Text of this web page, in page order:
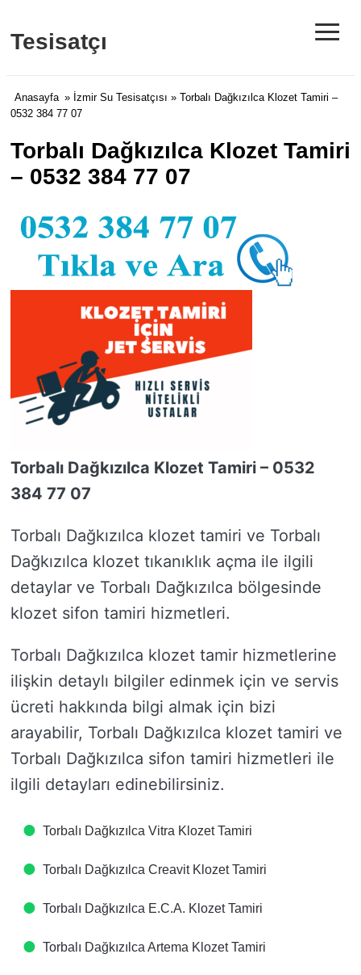
Tesisatçı ≡
Anasayfa » İzmir Su Tesisatçısı » Torbalı Dağkızılca Klozet Tamiri –
0532 384 77 07
Torbalı Dağkızılca Klozet Tamiri
– 0532 384 77 07
Torbalı Dağkızılca Klozet Tamiri – 0532
384 77 07
Torbalı Dağkızılca klozet tamiri ve Torbalı
Dağkızılca klozet tıkanıklık açma ile ilgili
detaylar ve Torbalı Dağkızılca bölgesinde
klozet sifon tamiri hizmetleri.
Torbalı Dağkızılca klozet tamir hizmetlerine
ilişkin detaylı bilgiler edinmek için ve servis
ücreti hakkında bilgi almak için bizi
arayabilir, Torbalı Dağkızılca klozet tamiri ve
Torbalı Dağkızılca sifon tamiri hizmetleri ile
ilgili detayları edinebilirsiniz.
Torbalı Dağkızılca Vitra Klozet Tamiri
Torbalı Dağkızılca Creavit Klozet Tamiri
Torbalı Dağkızılca E.C.A. Klozet Tamiri
Torbalı Dağkızılca Artema Klozet Tamiri